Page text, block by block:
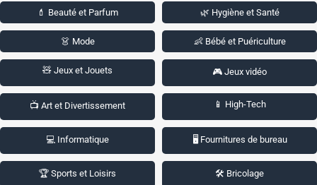
💄 Beauté et Parfum 🌿 Hygiène et Santé
👗 Mode 👶 Bébé et Puériculture
🧸 Jeux et Jouets 🎮 Jeux vidéo
📺 Art et Divertissement 📱 High-Tech
💻 Informatique 🖥️ Fournitures de bureau
🏆 Sports et Loisirs 🛠️ Bricolage